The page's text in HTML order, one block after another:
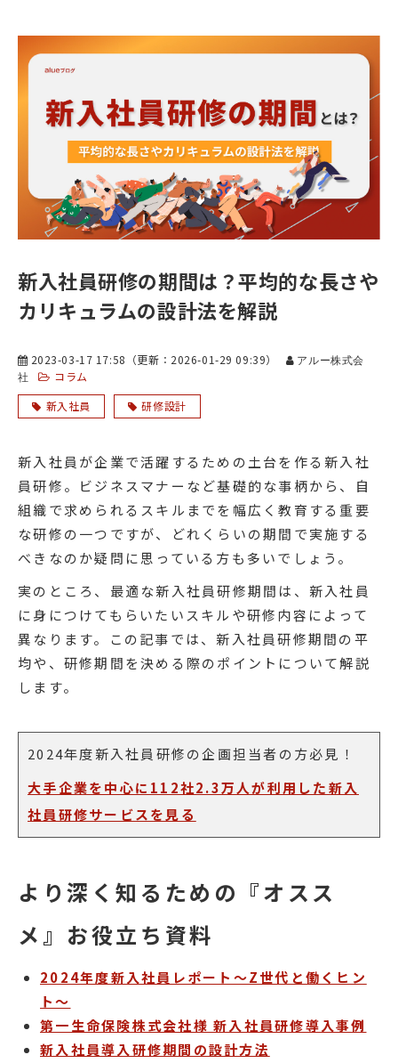
新入社員研修の期間は？平均的な長さや
カリキュラムの設計法を解説
2023-03-17 17:58 （更新： 2026-01-29 09:39）
アルー株式会
社
コラム
新入社員
研修設計
新入社員が企業で活躍するための土台を作る新入社
員研修。ビジネスマナーなど基礎的な事柄から、自
組織で求められるスキルまでを幅広く教育する重要
な研修の一つですが、どれくらいの期間で実施する
べきなのか疑問に思っている方も多いでしょう。
実のところ、最適な新入社員研修期間は、新入社員
に身につけてもらいたいスキルや研修内容によって
異なります。この記事では、新入社員研修期間の平
均や、研修期間を決める際のポイントについて解説
します。
2024年度新入社員研修の企画担当者の方必見！
大手企業を中心に112社2.3万人が利用した新入
社員研修サービスを見る
より深く知るための『オスス
メ』お役立ち資料
2024年度新入社員レポート～Z世代と働くヒン
ト～
第一生命保険株式会社様 新入社員研修導入事例
新入社員導入研修期間の設計方法